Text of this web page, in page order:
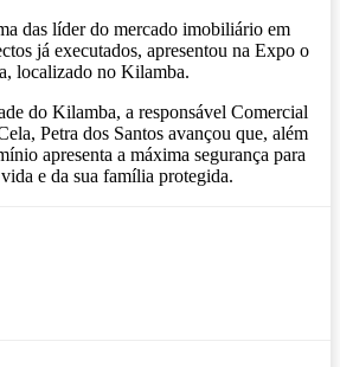
das líder do mercado imobiliário em
já executados, apresentou na Expo o
localizado no Kilamba.
do Kilamba, a responsável Comercial
Petra dos Santos avançou que, além
apresenta a máxima segurança para
e da sua família protegida.